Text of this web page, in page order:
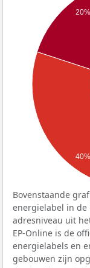
20%
40%
Bovenstaande
energielabel in de
adresniveau uit
EP-Online is de
energielabels en
gebouwen zijn